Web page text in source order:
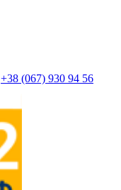
+38 (067) 930 94 56